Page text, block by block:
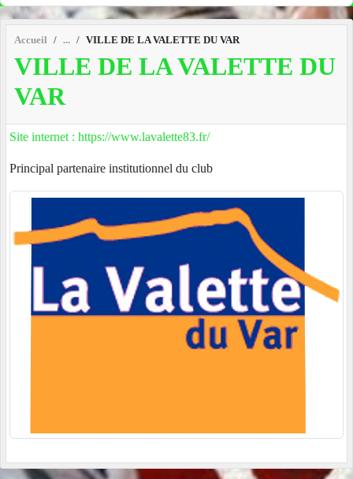
Accueil VILLE DE LA VALETTE DU VAR
VILLE DE LA VALETTE DU
VAR
Site internet : https://www.lavalette83.fr/
Principal partenaire institutionnel du club